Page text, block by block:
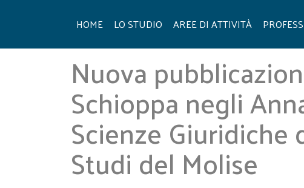
HOME LO STUDIO AREE DI ATTIVITÀ
Nuova
Schioppa negli
Scienze Giuridiche
Studi del Molise